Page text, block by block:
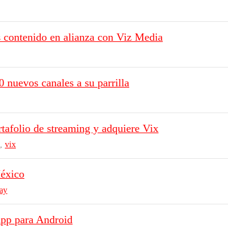
en alianza con Viz Media
canales a su parrilla
de streaming y adquiere Vix
, vix
para Android